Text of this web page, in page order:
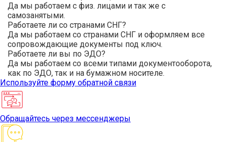
Да мы работаем с физ. лицами и так же с
самозанятыми.
Работаете ли со странами СНГ?
Да мы работаем со странами СНГ и оформляем все
сопровождающие документы под ключ.
Работаете ли вы по ЭДО?
Да мы работаем со всеми типами документооборота,
как по ЭДО, так и на бумажном носителе.
Используйте форму обратной связи
Обращайтесь через мессенджеры